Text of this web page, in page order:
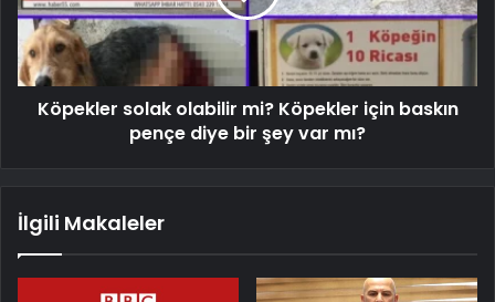
Köpekler solak olabilir mi? Köpekler için baskın
pençe diye bir şey var mı?
İlgili Makaleler